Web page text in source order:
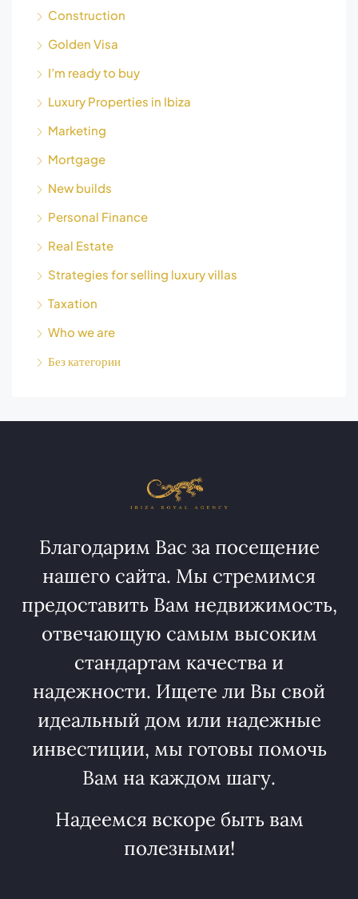
Construction
Golden Visa
I’m ready to buy
Luxury Properties in Ibiza
Marketing
Mortgage
New builds
Personal Finance
Real Estate
Strategies for selling luxury villas
Taxation
Who we are
Без категории
Благодарим Вас за посещение
нашего сайта. Мы стремимся
предоставить Вам недвижимость,
отвечающую самым высоким
стандартам качества и
надежности. Ищете ли Вы свой
идеальный дом или надежные
инвестиции, мы готовы помочь
Вам на каждом шагу.
Надеемся вскоре быть вам
полезными!